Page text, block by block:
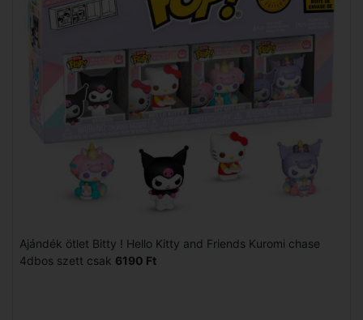
Ajándék ötlet Bitty ! Hello Kitty and Friends Kuromi chase
4dbos szett csak 6190 Ft